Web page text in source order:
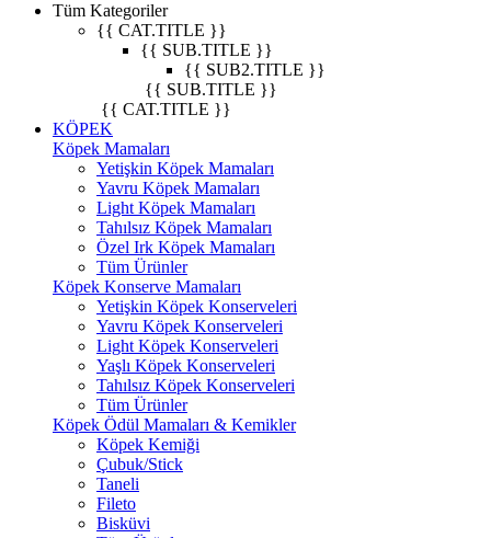
Tüm Kategoriler
{{ CAT.TITLE }}
{{ SUB.TITLE }}
{{ SUB2.TITLE }}
{{ SUB.TITLE }}
{{ CAT.TITLE }}
KÖPEK
Köpek Mamaları
Yetişkin Köpek Mamaları
Yavru Köpek Mamaları
Light Köpek Mamaları
Tahılsız Köpek Mamaları
Özel Irk Köpek Mamaları
Tüm Ürünler
Köpek Konserve Mamaları
Yetişkin Köpek Konserveleri
Yavru Köpek Konserveleri
Light Köpek Konserveleri
Yaşlı Köpek Konserveleri
Tahılsız Köpek Konserveleri
Tüm Ürünler
Köpek Ödül Mamaları & Kemikler
Köpek Kemiği
Çubuk/Stick
Taneli
Fileto
Bisküvi